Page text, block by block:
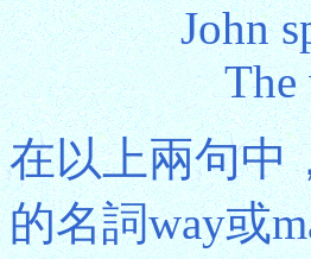
John
在以上兩句中
的名詞way或